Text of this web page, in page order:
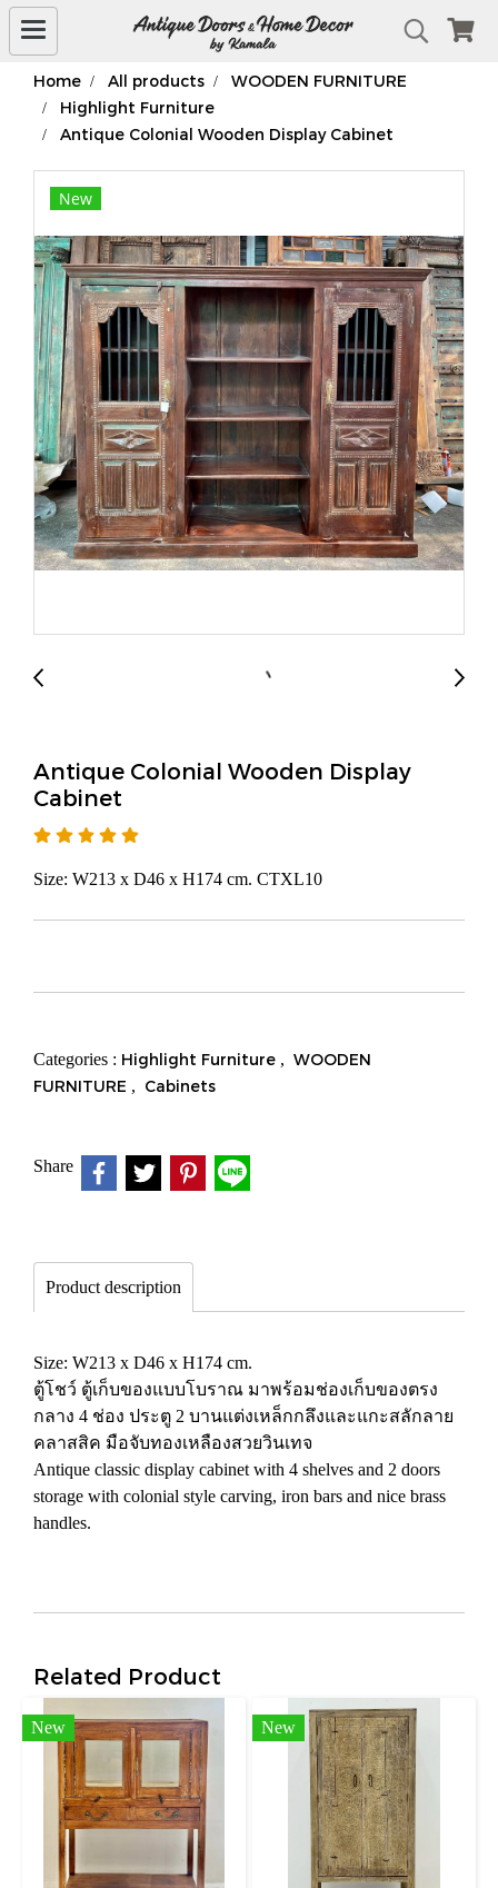
Home All products
WOODEN FURNITURE
Highlight Furniture
Antique Colonial Wooden Display Cabinet
New
Antique Colonial Wooden Display
Cabinet
Size: W213 x D46 x H174 cm. CTXL10
Categories : Highlight Furniture , WOODEN
FURNITURE , Cabinets
Share
Product description
Size: W213 x D46 x H174 cm.
ตู้โชว์ ตู้เก็บของแบบโบราณ มาพร้อมช่องเก็บของตรง
กลาง 4 ช่อง ประตู 2 บานแต่งเหล็กกลึงและแกะสลักลาย
คลาสสิค มือจับทองเหลืองสวยวินเทจ
Antique classic display cabinet with 4 shelves and 2 doors
storage with colonial style carving, iron bars and nice brass
handles.
Related Product
New New